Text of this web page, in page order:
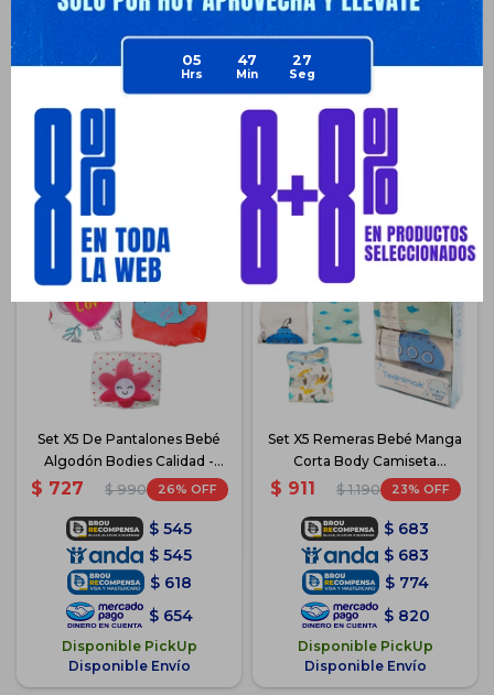
05 47 27
Productos que te pueden interesar
Set X5 De Pantalones Bebé
Algodón Bodies Calidad -
Rosa
$ 727 $ 990 26
$ 545
$ 545
$ 618
$ 654
Disponible PickUp
Disponible Envío
Set X5 Remeras Bebé Manga
Corta Body Camiseta
Algodón - Azul
$ 911 $ 1.190 23
$ 683
$ 683
$ 774
$ 820
Disponible PickUp
Disponible Envío